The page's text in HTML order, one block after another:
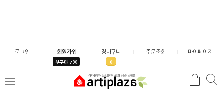
로그인 회원가입
첫구매 7
장바구니
0
주문조회 마이페이지
메
검